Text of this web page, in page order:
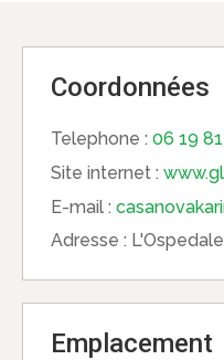
Coordonnées
Telephone : 06 19
Site internet :
E-mail :
Adresse :
Emplacement